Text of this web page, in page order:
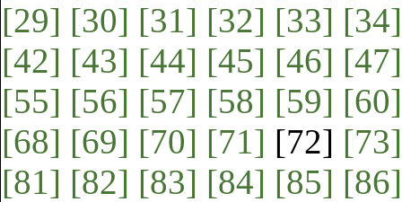
[29] [30] [31] [32] [33] [34]
[42] [43] [44] [45] [46] [47]
[55] [56] [57] [58] [59] [60]
[68] [69] [70] [71] [72] [73]
[81] [82] [83] [84] [85] [86]